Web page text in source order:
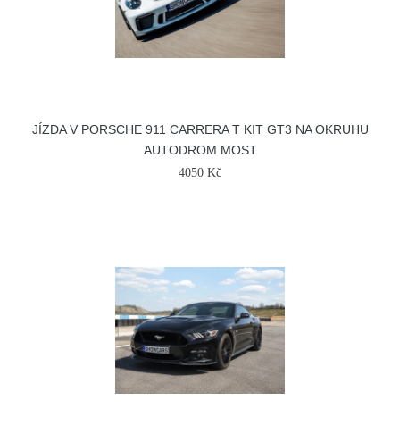
JÍZDA V PORSCHE 911 CARRERA T KIT GT3 NA OKRUHU
AUTODROM MOST
4050 Kč